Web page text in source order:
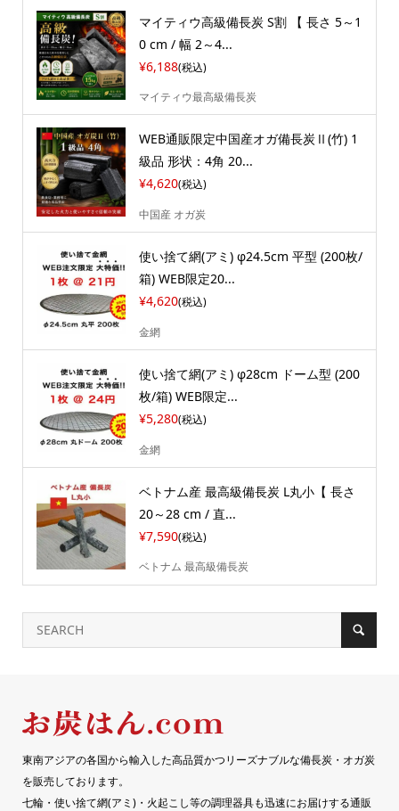
マイティウ高級備長炭 S割 【 長さ 5～1
0 cm / 幅 2～4...
¥6,188(税込)
マイティウ最高級備長炭
WEB通販限定中国産オガ備長炭Ⅱ(竹) 1
級品 形状：4角 20...
¥4,620(税込)
中国産 オガ炭
使い捨て網(アミ) φ24.5cm 平型 (200枚/
箱) WEB限定20...
¥4,620(税込)
金網
使い捨て網(アミ) φ28cm ドーム型 (200
枚/箱) WEB限定...
¥5,280(税込)
金網
ベトナム産 最高級備長炭 L丸小【 長さ
20～28 cm / 直...
¥7,590(税込)
ベトナム 最高級備長炭
東南アジアの各国から輸入した高品質かつリーズナブルな備長炭・オガ炭
を販売しております。
七輪・使い捨て網(アミ)・火起こし等の調理器具も迅速にお届けする通販